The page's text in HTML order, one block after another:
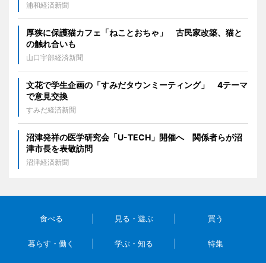
浦和経済新聞
厚狭に保護猫カフェ「ねことおちゃ」 古民家改築、猫と
の触れ合いも
山口宇部経済新聞
文花で学生企画の「すみだタウンミーティング」 4テーマ
で意見交換
すみだ経済新聞
沼津発祥の医学研究会「U-TECH」開催へ 関係者らが沼
津市長を表敬訪問
沼津経済新聞
食べる 見る・遊ぶ 買う
暮らす・働く 学ぶ・知る 特集